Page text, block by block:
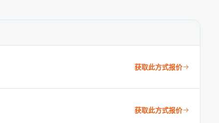
获取此方式报价
获取此方式报价